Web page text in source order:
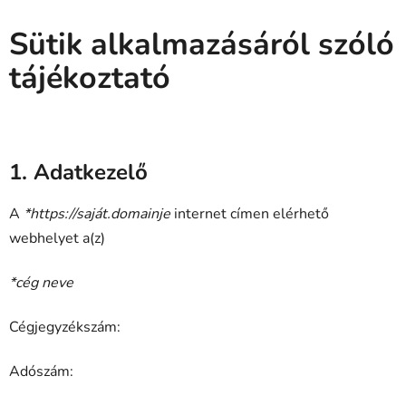
Sütik alkalmazásáról szóló
tájékoztató
1. Adatkezelő
A *https://saját.domainje internet címen elérhető
webhelyet a(z)
*cég neve
Cégjegyzékszám:
Adószám: